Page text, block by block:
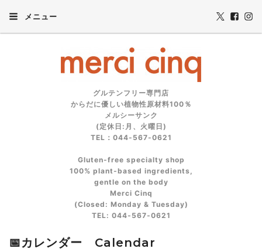
メニュー
グルテンフリー専門店
からだに優しい植物性原材料100％
メルシーサンク
(定休日:月、火曜日)
TEL：044-567-0621
Gluten‑free specialty shop
100% plant‑based ingredients,
gentle on the body
Merci Cinq
(Closed: Monday & Tuesday)
TEL: 044‑567‑0621
📅カレンダー Calendar